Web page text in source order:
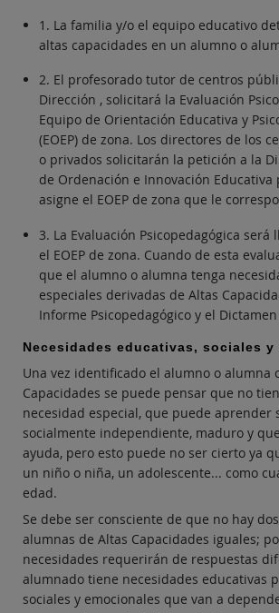
1. La familia y/o el equipo educativo
altas capacidades en un alumno o
2. El profesorado tutor de centros
Dirección , solicitará la Evaluación
Equipo de Orientación Educativa y
(EOEP) de zona. Los directores de los
o privados solicitarán la petición a la
de Ordenación e Innovación Educativa
asigne el EOEP de zona que le
3. La Evaluación Psicopedagógica será
el EOEP de zona. Cuando de esta
que el alumno o alumna tenga
especiales derivadas de Altas
Informe Psicopedagógico y el
Necesidades educativas, sociales y
Una vez identificado el alumno o alumna
Capacidades se puede pensar que no
necesidad especial, que puede aprender
socialmente independiente, maduro y
ayuda, pero esto puede no ser cierto ya
un niño o niña, un adolescente... como
edad.
Se debe ser consciente de que no hay
alumnas de Altas Capacidades iguales;
necesidades requerirán de respuestas
alumnado tiene necesidades educativas
sociales y emocionales que van a